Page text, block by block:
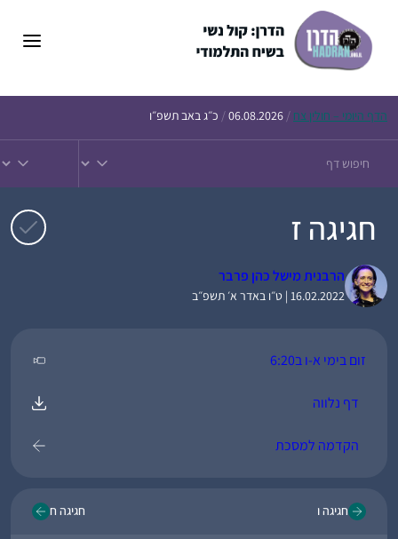
הדף היומי – חולין צח /
06.08.2026
/ כ״ג באב תשפ״ו
חגיגה ז
הרבנית מישל כהן פרבר
16.02.2022 | ט״ו באדר א׳ תשפ״ב
זום בימי א-ו ב6:20
דף נלווה
הקדמה למסכת
חגיגה ו חגיגה ח